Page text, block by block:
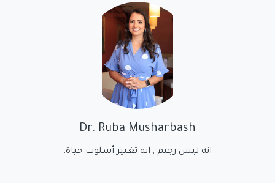
Dr. Ruba Musharbash
انه ليس رجيم , انه تغيير أسلوب حياة.